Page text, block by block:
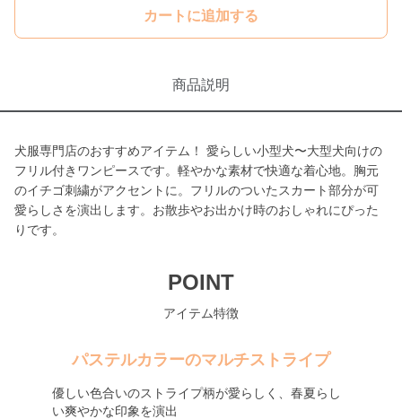
カートに追加する
商品説明
犬服専門店のおすすめアイテム！ 愛らしい小型犬〜大型犬向けの
フリル付きワンピースです。軽やかな素材で快適な着心地。胸元
のイチゴ刺繍がアクセントに。フリルのついたスカート部分が可
愛らしさを演出します。お散歩やお出かけ時のおしゃれにぴった
りです。
POINT
アイテム特徴
パステルカラーのマルチストライプ
優しい色合いのストライプ柄が愛らしく、春夏らし
い爽やかな印象を演出